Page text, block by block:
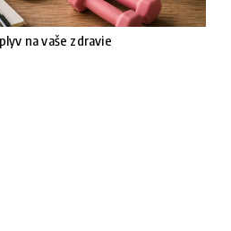
na vaše zdravie